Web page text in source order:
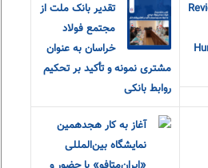
تقدیر بانک ملت از
مجتمع فولاد
خراسان به عنوان
مشتری نمونه و تأکید بر تحکیم
روابط بانکی
آغاز به کار هجدهمین
نمایشگاه بین‌المللی